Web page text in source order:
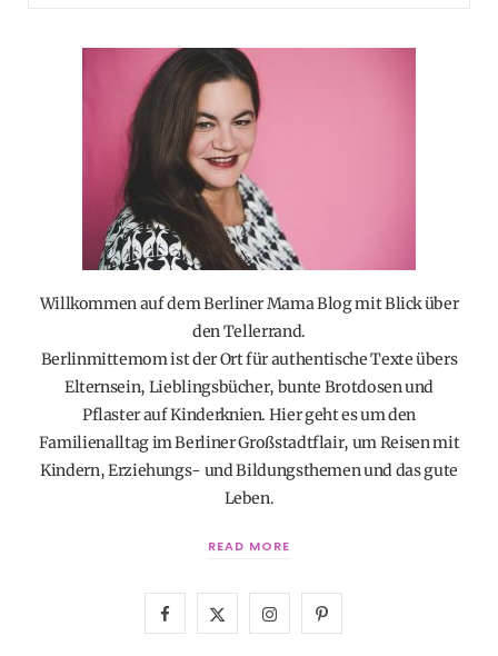
Willkommen auf dem Berliner Mama Blog mit Blick über
den Tellerrand.
Berlinmittemom ist der Ort für authentische Texte übers
Elternsein, Lieblingsbücher, bunte Brotdosen und
Pflaster auf Kinderknien. Hier geht es um den
Familienalltag im Berliner Großstadtflair, um Reisen mit
Kindern, Erziehungs- und Bildungsthemen und das gute
Leben.
READ MORE
I
P